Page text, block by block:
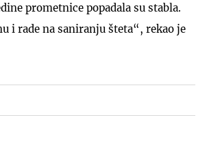
prometnice popadala su stabla.
i rade na saniranju šteta“, rekao je